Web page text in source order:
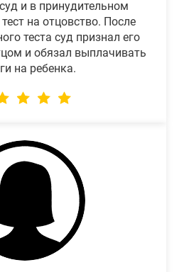
и в принудительном
на отцовство. После
теста суд признал его
и обязал выплачивать
на ребенка.